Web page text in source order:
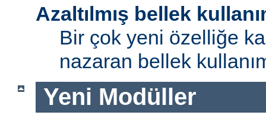
Azaltılmış bellek
Bir çok yeni özelliğe
nazaran bellek
Yeni Modüller